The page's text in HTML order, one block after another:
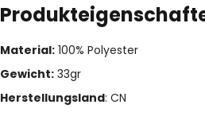
Material: 100% Polyester
Gewicht: 33gr
Herstellungsland: CN